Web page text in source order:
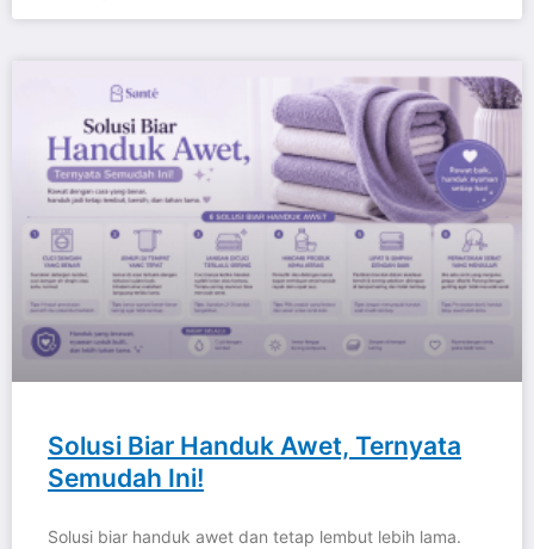
Solusi Biar Handuk Awet, Ternyata
Semudah Ini!
Solusi biar handuk awet dan tetap lembut lebih lama.